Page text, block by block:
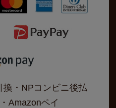
換・NPコンビニ後払
Amazonペイ